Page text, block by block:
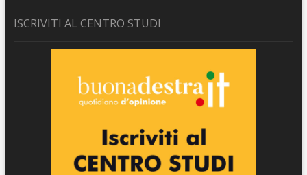
ISCRIVITI AL CENTRO STUDI